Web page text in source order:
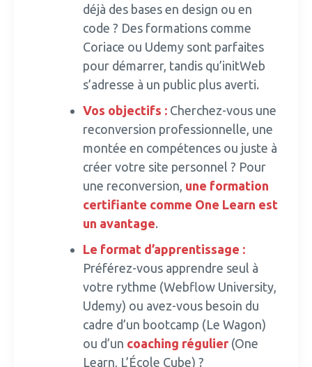
déjà des bases en design ou en
code ? Des formations comme
Coriace ou Udemy sont parfaites
pour démarrer, tandis qu’initWeb
s’adresse à un public plus averti.
Vos objectifs : Cherchez-vous une
reconversion professionnelle, une
montée en compétences ou juste à
créer votre site personnel ? Pour
une reconversion, une formation
certifiante comme One Learn est
un avantage.
Le format d’apprentissage :
Préférez-vous apprendre seul à
votre rythme (Webflow University,
Udemy) ou avez-vous besoin du
cadre d’un bootcamp (Le Wagon)
ou d’un coaching régulier (One
Learn, L’École Cube) ?